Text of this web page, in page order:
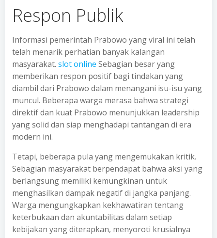
Respon Publik
Informasi pemerintah Prabowo yang viral ini telah
telah menarik perhatian banyak kalangan
masyarakat. slot online Sebagian besar yang
memberikan respon positif bagi tindakan yang
diambil dari Prabowo dalam menangani isu-isu yang
muncul. Beberapa warga merasa bahwa strategi
direktif dan kuat Prabowo menunjukkan leadership
yang solid dan siap menghadapi tantangan di era
modern ini.
Tetapi, beberapa pula yang mengemukakan kritik.
Sebagian masyarakat berpendapat bahwa aksi yang
berlangsung memiliki kemungkinan untuk
menghasilkan dampak negatif di jangka panjang.
Warga mengungkapkan kekhawatiran tentang
keterbukaan dan akuntabilitas dalam setiap
kebijakan yang diterapkan, menyoroti krusialnya